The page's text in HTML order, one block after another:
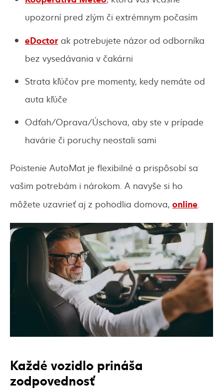
upozorní pred zlým či extrémnym počasím
eDoctor ak potrebujete názor od odborníka
bez vysedávania v čakárni
Strata kľúčov pre momenty, kedy nemáte od
auta kľúče
Odťah/Oprava/Úschova, aby ste v prípade
havárie či poruchy neostali sami
Poistenie AutoMat je flexibilné a prispôsobí sa
vašim potrebám i nárokom. A navyše si ho
môžete uzavrieť aj z pohodlia domova, online
Každé vozidlo prináša
zodpovednosť